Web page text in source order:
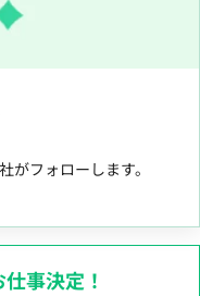
がフォローします。
事決定！